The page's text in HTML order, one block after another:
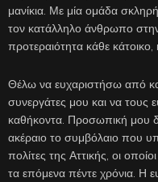
μανίκια. Με μία ομάδα
τον κατάλληλο άνθρωπο
προτεραιότητα κάθε κάτοικο,
Θέλω να ευχαριστήσω από
συνεργάτες μου και να τους
καθήκοντα. Προσωπική μου
ακέραιο το συμβόλαιο που
πολίτες της Αττικής, οι
τα επόμενα πέντε χρόνια. Η